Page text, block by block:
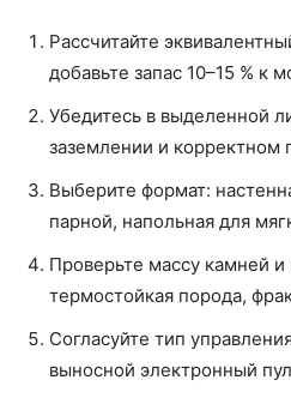
Рассчитайте
добавьте запас 10–15 % к
Убедитесь в выделенной
заземлении и корректном
Выберите формат:
парной, напольная для
Проверьте массу камней и
термостойкая порода,
Согласуйте тип
выносной электронный